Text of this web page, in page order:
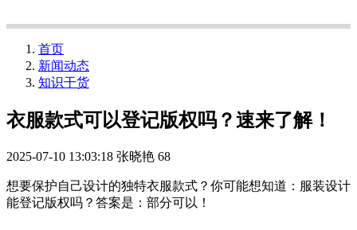
首页
新闻动态
知识干货
衣服款式可以登记版权吗？速来了解！
2025-07-10 13:03:18 张晓艳 68
想要保护自己设计的独特衣服款式？你可能想知道：服装设计
能登记版权吗？答案是：部分可以！